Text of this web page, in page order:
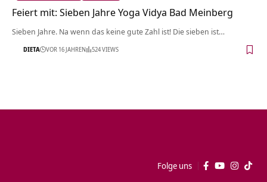
Feiert mit: Sieben Jahre Yoga Vidya Bad Meinberg
Sieben Jahre. Na wenn das keine gute Zahl ist! Die sieben ist…
DIETA VOR 16 JAHREN 524 VIEWS
Folge uns